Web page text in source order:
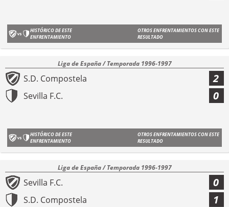
HISTÓRICO DE ESTE
ENFRENTAMIENTO
OTROS ENFRENTAMIENTOS CON ESTE
RESULTADO
Liga de España / Temporada 1996-1997
S.D. Compostela 2
Sevilla F.C. 0
HISTÓRICO DE ESTE
ENFRENTAMIENTO
OTROS ENFRENTAMIENTOS CON ESTE
RESULTADO
Liga de España / Temporada 1996-1997
Sevilla F.C. 0
S.D. Compostela 1